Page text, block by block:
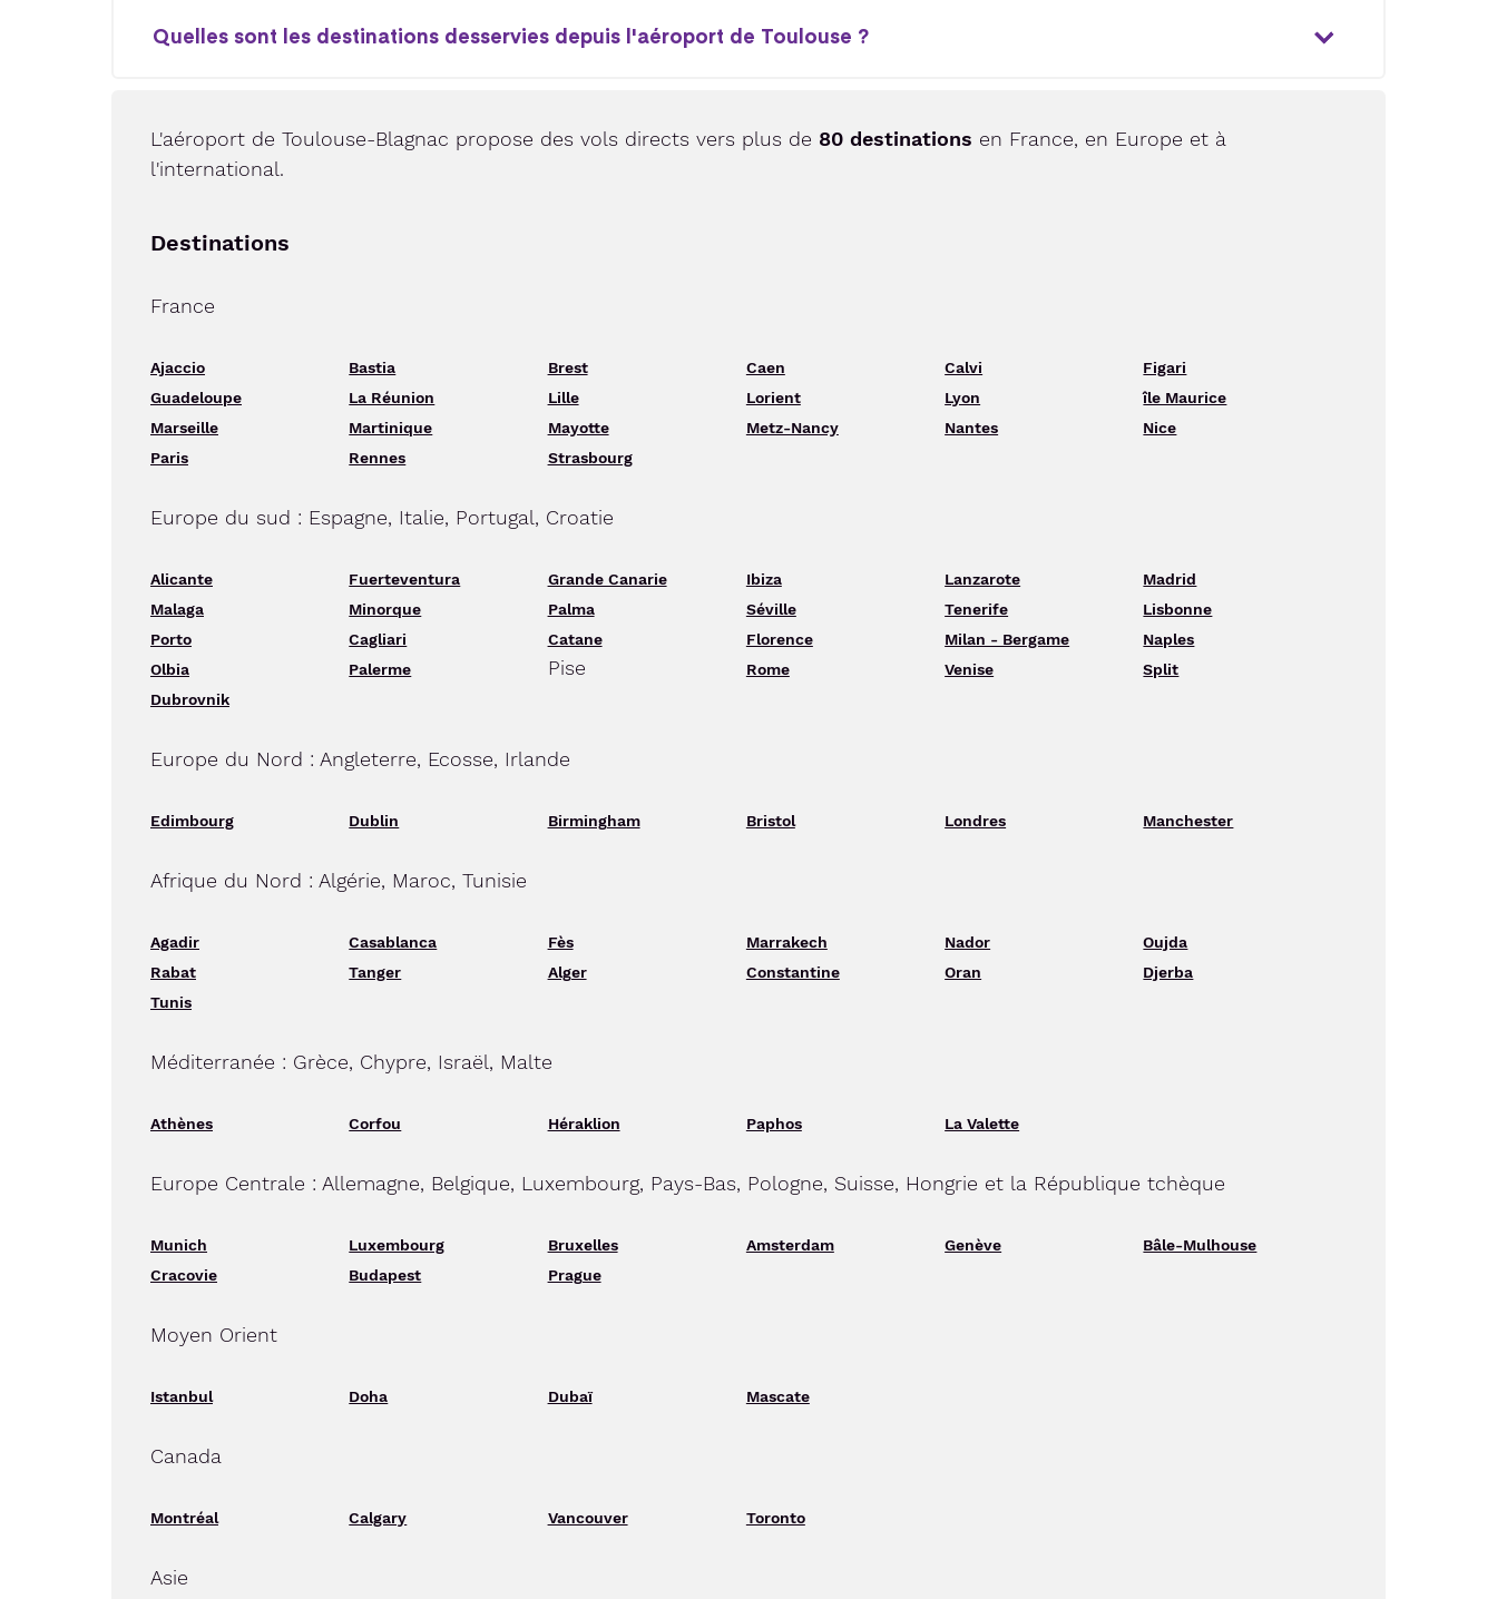
Quelles sont les destinations desservies depuis l'aéroport de Toulouse ?
L'aéroport de Toulouse-Blagnac propose des vols directs vers plus de 80 destinations en France, en Europe et à
l'international.
Destinations
France
Ajaccio Bastia Brest Caen Calvi
Figari
Guadeloupe
La Réunion Lille Lorient Lyon
île Maurice
Marseille
Martinique Mayotte Metz-Nancy Nantes
Nice
Paris
Rennes Strasbourg
Europe du sud : Espagne, Italie, Portugal, Croatie
Alicante Fuerteventura Grande Canarie Ibiza Lanzarote
Madrid
Malaga
Minorque Palma Séville Tenerife
Lisbonne
Porto
Cagliari Catane Florence Milan - Bergame
Naples
Olbia
Palerme Pise Rome Venise
Split
Dubrovnik
Europe du Nord : Angleterre, Ecosse, Irlande
Edimbourg Dublin Birmingham Bristol Londres Manchester
Afrique du Nord : Algérie, Maroc, Tunisie
Agadir Casablanca Fès Marrakech Nador
Oujda
Rabat
Tanger Alger Constantine Oran
Djerba
Tunis
Méditerranée : Grèce, Chypre, Israël, Malte
Athènes Corfou Héraklion Paphos La Valette
Europe Centrale : Allemagne, Belgique, Luxembourg, Pays-Bas, Pologne, Suisse, Hongrie et la République tchèque
Munich Luxembourg Bruxelles Amsterdam Genève
Bâle-Mulhouse
Cracovie
Budapest Prague
Moyen Orient
Istanbul Doha Dubaï Mascate
Canada
Montréal Calgary Vancouver Toronto
Asie